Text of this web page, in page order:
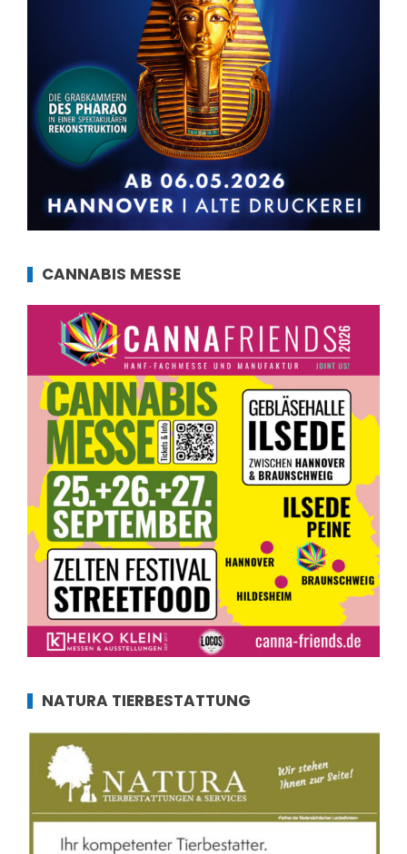
CANNABIS MESSE
NATURA TIERBESTATTUNG